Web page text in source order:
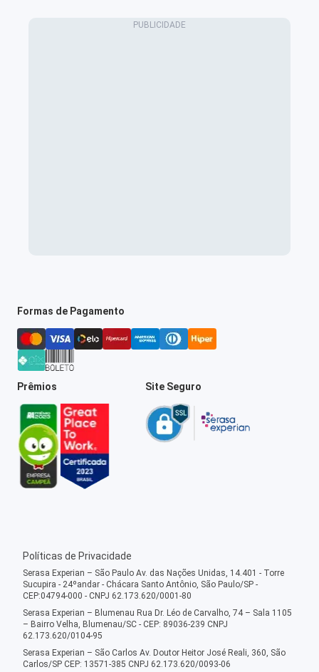
Formas de Pagamento
Prêmios Site Seguro
Políticas de Privacidade
Serasa Experian – São Paulo Av. das Nações Unidas, 14.401 - Torre
Sucupira - 24ºandar - Chácara Santo Antônio, São Paulo/SP -
CEP:04794-000 - CNPJ 62.173.620/0001-80
Serasa Experian – Blumenau Rua Dr. Léo de Carvalho, 74 – Sala 1105
– Bairro Velha, Blumenau/SC - CEP: 89036-239 CNPJ
62.173.620/0104-95
Serasa Experian – São Carlos Av. Doutor Heitor José Reali, 360, São
Carlos/SP CEP: 13571-385 CNPJ 62.173.620/0093-06